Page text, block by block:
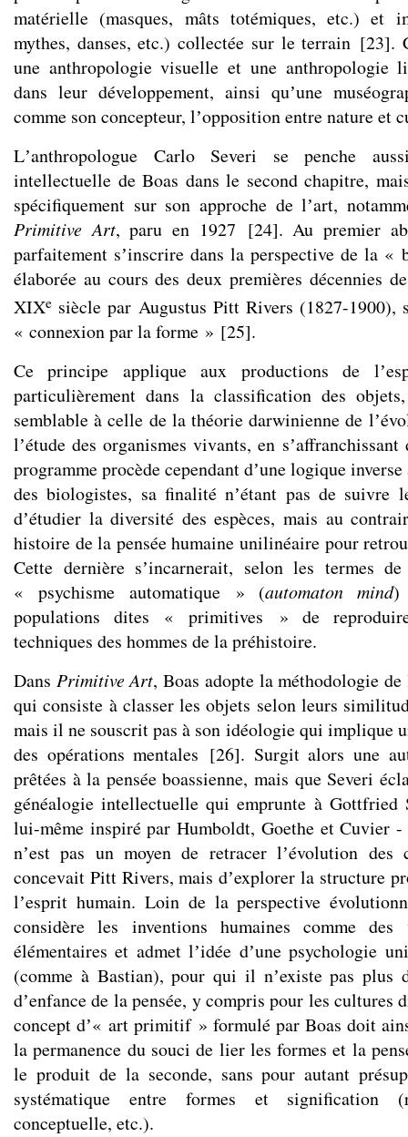
matérielle (masques, mâts totémiques, etc.) et
mythes, danses, etc.) collectée sur le terrain [23].
une anthropologie visuelle et une anthropologie
dans leur développement, ainsi quʼune
comme son concepteur, lʼopposition entre nature et
Lʼanthropologue Carlo Severi se penche
intellectuelle de Boas dans le second chapitre,
spécifiquement sur son approche de lʼart,
Primitive Art, paru en 1927 [24]. Au premier
parfaitement sʼinscrire dans la perspective de la «
élaborée au cours des deux premières décennies
XIXe siècle par Augustus Pitt Rivers (1827-
« connexion par la forme » [25].
Ce principe applique aux productions de
particulièrement dans la classification des
semblable à celle de la théorie darwinienne de
lʼétude des organismes vivants, en
programme procède cependant dʼune logique
des biologistes, sa finalité nʼétant pas de suivre
dʼétudier la diversité des espèces, mais au
histoire de la pensée humaine unilinéaire pour
Cette dernière sʼincarnerait, selon les termes
« psychisme automatique » (automaton mind)
populations dites « primitives » de
techniques des hommes de la préhistoire.
Dans Primitive Art, Boas adopte la méthodologie
qui consiste à classer les objets selon leurs
mais il ne souscrit pas à son idéologie qui implique
des opérations mentales [26]. Surgit alors une
prêtées à la pensée boassienne, mais que Severi
généalogie intellectuelle qui emprunte à Gottfried
lui-même inspiré par Humboldt, Goethe et Cuvier
nʼest pas un moyen de retracer lʼévolution
concevait Pitt Rivers, mais dʼexplorer la structure
lʼesprit humain. Loin de la perspective
considère les inventions humaines comme
élémentaires et admet lʼidée dʼune psychologie
(comme à Bastian), pour qui il nʼexiste pas plus
dʼenfance de la pensée, y compris pour les
concept dʼ« art primitif » formulé par Boas doit
la permanence du souci de lier les formes et la
le produit de la seconde, sans pour autant
systématique entre formes et signification
conceptuelle, etc.).